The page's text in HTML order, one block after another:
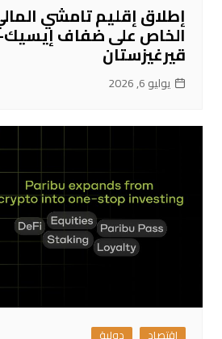
إطلاق إقليم تامشي
الخاص على ضفاف
قيرغيزستان
يوليو 6, 2026
اقتصاد دولية